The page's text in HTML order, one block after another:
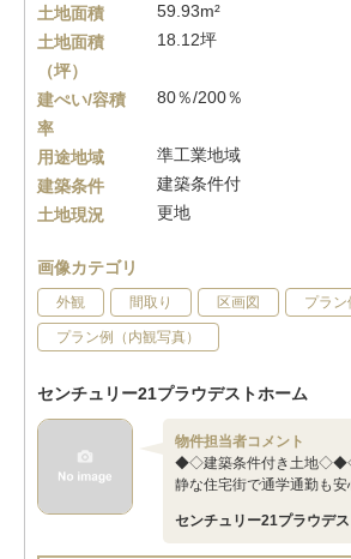
土地面積
59.93m²
土地面積
（坪）
18.12坪
建ぺい/容積
率
80％/200％
用途地域
準工業地域
建築条件
建築条件付
土地現況
更地
画像カテゴリ
外観 間取り 区画図 プラン
プラン例（内観写真）
センチュリー21プラウデストホーム
物件担当者コメント
◆◇建築条件付き土地
静な住宅街で通学通勤も安
センチュリー21プラウデ